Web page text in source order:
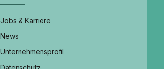
Jobs & Karriere
News
Unternehmensprofil
Datenschutz